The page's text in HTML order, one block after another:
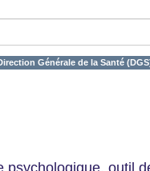
Générale de la Santé
psychologique, outil